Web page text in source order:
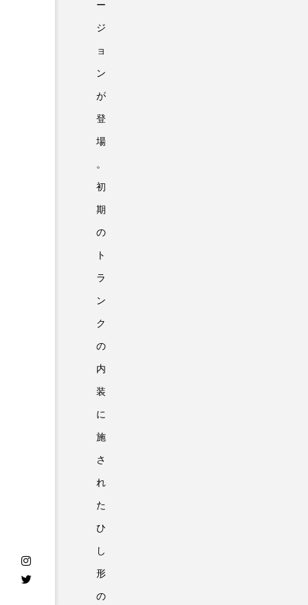
ー
ジ
ョ
ン
が
登
場
。
初
期
の
ト
ラ
ン
ク
の
内
装
に
施
さ
れ
た
ひ
し
形
の